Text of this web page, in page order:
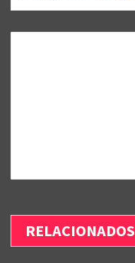
RELACIONADOS